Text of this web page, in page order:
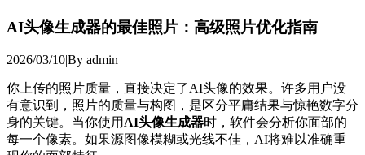
AI头像生成器的最佳照片：高级照片优化指南
2026/03/10|By admin
你上传的照片质量，直接决定了AI头像的效果。许多用户没
有意识到，照片的质量与构图，是区分平庸结果与惊艳数字分
身的关键。当你使用AI头像生成器时，软件会分析你面部的
每一个像素。如果源图像模糊或光线不佳，AI将难以准确重